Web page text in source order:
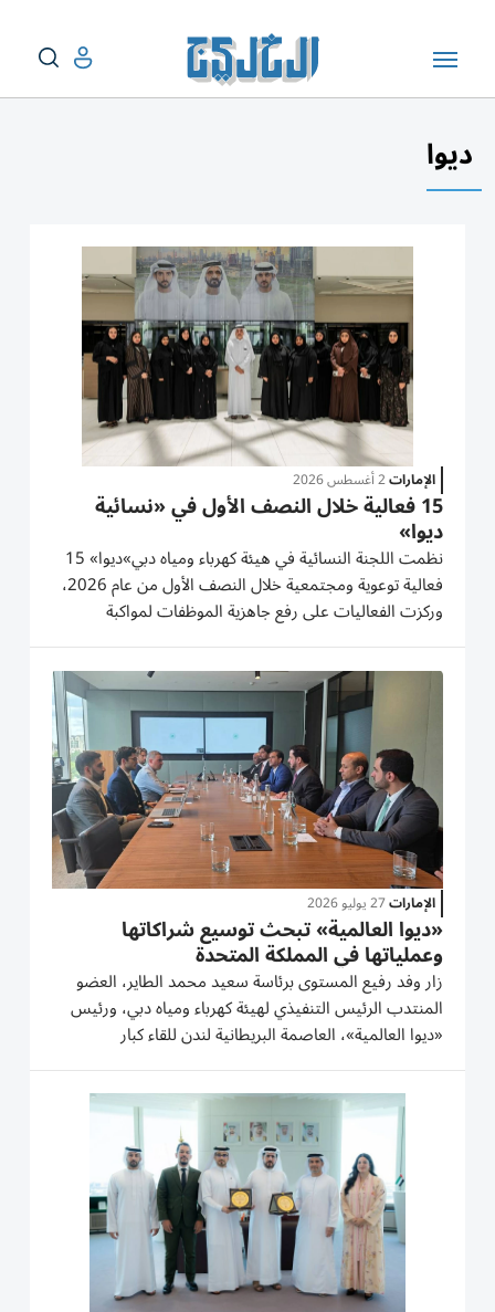
ديوا
الإمارات2 أغسطس 2026
15 فعالية خلال النصف الأول في «نسائية
ديوا»
نظمت اللجنة النسائية في هيئة كهرباء ومياه دبي»ديوا» 15
فعالية توعوية ومجتمعية خلال النصف الأول من عام 2026،
وركزت الفعاليات على رفع جاهزية الموظفات لمواكبة
التحديات المتغيرة والمتسارعة، وتنمية مهاراتهن في مجال
التواصل والعمل الجماعي، وتعزيز التكامل بين دور الموظفة
في مكان...
الإمارات27 يوليو 2026
«ديوا العالمية» تبحث توسيع شراكاتها
وعملياتها في المملكة المتحدة
زار وفد رفيع المستوى برئاسة سعيد محمد الطاير، العضو
المنتدب الرئيس التنفيذي لهيئة كهرباء ومياه دبي، ورئيس
«ديوا العالمية»، العاصمة البريطانية لندن للقاء كبار
المسؤولين في كل من بنك «آي إن جي» ING، وشركة
أكتيس (Actis). وتأتي هذه الزيارة في إطار استراتيجية «ديوا
العالمية»،...